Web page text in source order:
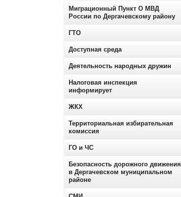
Миграционный Пункт О МВД
России по Дергачевскому району
ГТО
Доступная среда
Деятельность народных дружин
Налоговая инспекция
информирует
ЖКХ
Территориальная избирательная
комиссия
ГО и ЧС
Безопасность дорожного движения
в Дергачевском муниципальном
районе